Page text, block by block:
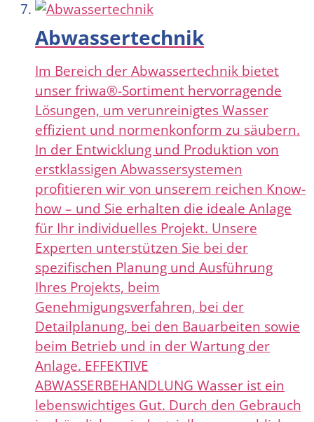
Abwassertechnik
Im Bereich der Abwassertechnik bietet
unser friwa®-Sortiment hervorragende
Lösungen, um verunreinigtes Wasser
effizient und normenkonform zu säubern.
In der Entwicklung und Produktion von
erstklassigen Abwassersystemen
profitieren wir von unserem reichen Know-
how – und Sie erhalten die ideale Anlage
für Ihr individuelles Projekt. Unsere
Experten unterstützen Sie bei der
spezifischen Planung und Ausführung
Ihres Projekts, beim
Genehmigungsverfahren, bei der
Detailplanung, bei den Bauarbeiten sowie
beim Betrieb und in der Wartung der
Anlage. EFFEKTIVE
ABWASSERBEHANDLUNG Wasser ist ein
lebenswichtiges Gut. Durch den Gebrauch